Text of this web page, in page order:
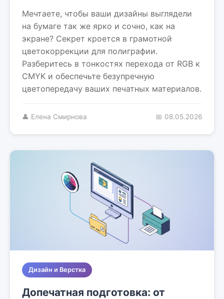
Мечтаете, чтобы ваши дизайны выглядели
на бумаге так же ярко и сочно, как на
экране? Секрет кроется в грамотной
цветокоррекции для полиграфии.
Разберитесь в тонкостях перехода от RGB к
CMYK и обеспечьте безупречную
цветопередачу ваших печатных материалов.
👤 Елена Смирнова 📅 08.05.2026
Дизайн и Верстка
Допечатная подготовка: от